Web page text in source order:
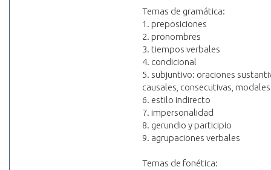
Temas de gramática:
1. preposiciones
2. pronombres
3. tiempos verbales
4. condicional
5. subjuntivo: oraciones
causales, consecutivas,
6. estilo indirecto
7. impersonalidad
8. gerundio y participio
9. agrupaciones verbales
Temas de fonética: